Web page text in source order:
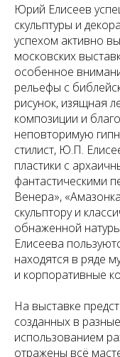
Юрий Елисеев
скульптуры и
успехом активно
московских
особенное
рельефы с
рисунок, изящная
композиции и
неповторимую
стилист, Ю.П.
пластики с
фантастическими
Венера»,
скульптору и
обнаженной
Елисеева
находятся в ряде
и корпоративные
На выставке
созданных в
использованием
отражены всё